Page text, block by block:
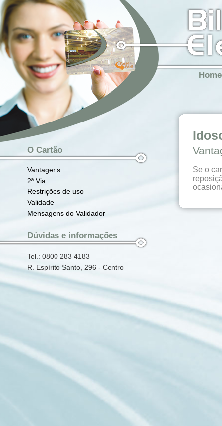
Home
O Cartão
Vantagens
2ª Via
Restrições de uso
Validade
Mensagens do Validador
Dúvidas e informações
Tel.: 0800 283 4183
R. Espírito Santo, 296 - Centro
Se o